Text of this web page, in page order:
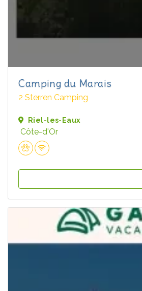
Camping du Marais
2 Sterren Camping
Riel-les-Eaux
Côte-d'Or